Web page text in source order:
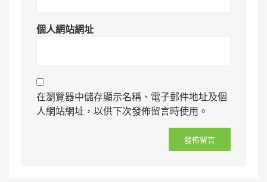
個人網站網址
在瀏覽器中儲存顯示名稱、電子郵件地址及個
人網站網址，以供下次發佈留言時使用。